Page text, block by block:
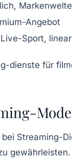
Angebot
Sport,